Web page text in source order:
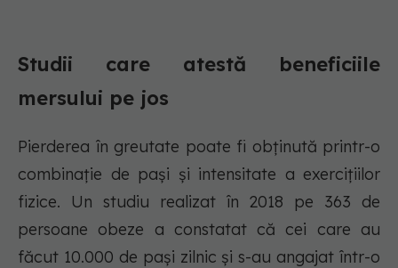
Studii care atestă beneficiile
mersului pe jos
Pierderea în greutate poate fi obținută printr-o
combinație de pași și intensitate a exercițiilor
fizice. Un studiu realizat în 2018 pe 363 de
persoane obeze a constatat că cei care au
făcut 10.000 de pași zilnic și s-au angajat într-o